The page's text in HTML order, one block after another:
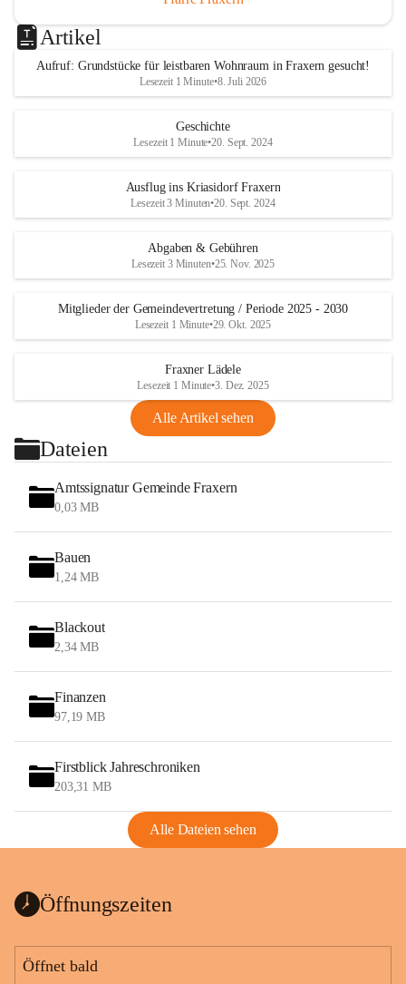
Artikel
Aufruf: Grundstücke für leistbaren Wohnraum in Fraxern gesucht!
Lesezeit 1 Minute•8. Juli 2026
Geschichte
Lesezeit 1 Minute•20. Sept. 2024
Ausflug ins Kriasidorf Fraxern
Lesezeit 3 Minuten•20. Sept. 2024
Abgaben & Gebühren
Lesezeit 3 Minuten•25. Nov. 2025
Mitglieder der Gemeindevertretung / Periode 2025 - 2030
Lesezeit 1 Minute•29. Okt. 2025
Fraxner Lädele
Lesezeit 1 Minute•3. Dez. 2025
Alle Artikel sehen
Dateien
Amtssignatur Gemeinde Fraxern
0,03 MB
Bauen
1,24 MB
Blackout
2,34 MB
Finanzen
97,19 MB
Firstblick Jahreschroniken
203,31 MB
Alle Dateien sehen
Öffnungszeiten
Öffnet bald